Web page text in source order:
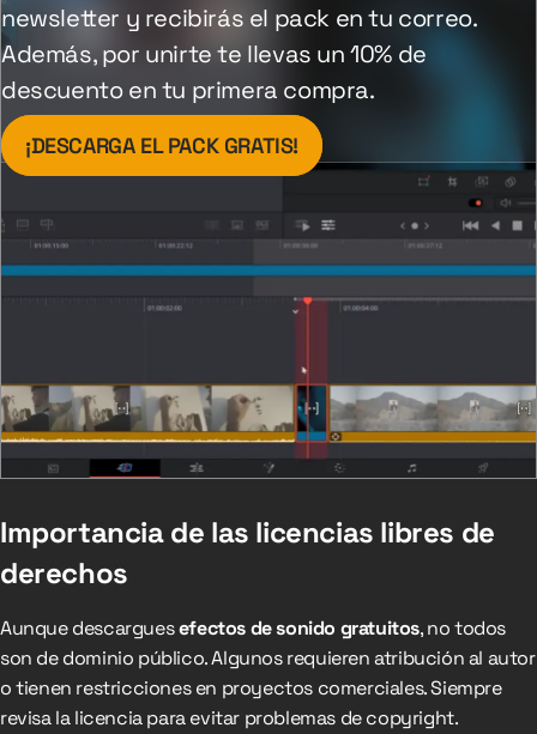
newsletter y recibirás el pack en tu correo.
Además, por unirte te llevas un 10% de
descuento en tu primera compra.
¡DESCARGA EL PACK GRATIS!
Importancia de las licencias libres de
derechos
Aunque descarguesefectos de sonido gratuitos, no todos
son de dominio público. Algunos requieren atribución al autor
o tienen restricciones en proyectos comerciales. Siempre
revisa la licencia para evitar problemas de copyright.